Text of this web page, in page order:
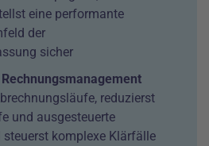
eine performante
der
sicher
reduzierst
und ausgesteuerte
steuerst komplexe Klärfälle